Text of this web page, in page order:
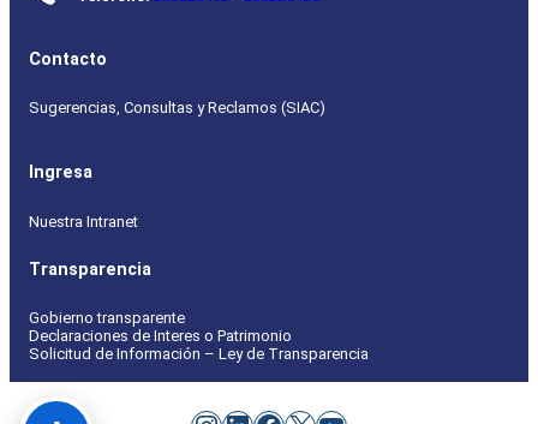
Contacto
Sugerencias, Consultas y Reclamos (SIAC)
Ingresa
Nuestra Intranet
Transparencia
Gobierno transparente
Declaraciones de Interes o Patrimonio
Solicitud de Información – Ley de Transparencia